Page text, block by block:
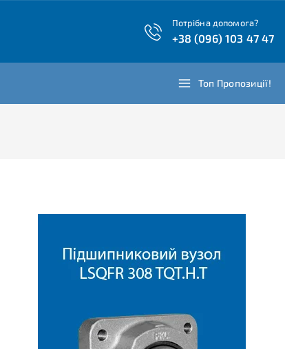
Потрібна допомога?
+38 (096) 103 47 47
Топ Пропозиції!